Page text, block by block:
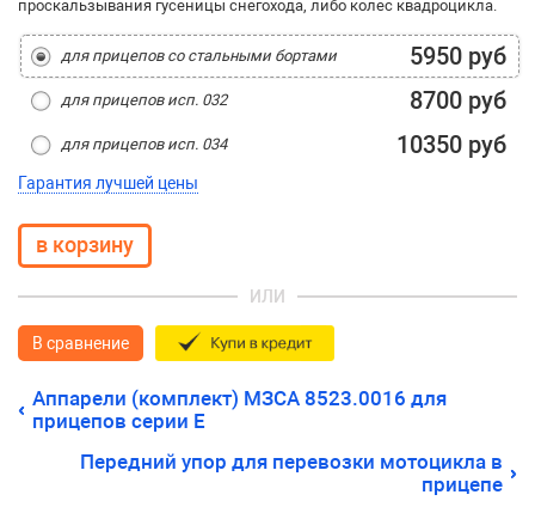
проскальзывания гусеницы снегохода, либо колес квадроцикла.
для прицепов со стальными бортами 5950 руб
для прицепов исп. 032 8700 руб
для прицепов исп. 034 10350 руб
Гарантия лучшей цены
ИЛИ
В сравнение
Аппарели (комплект) МЗСА 8523.0016 для
прицепов серии E
Передний упор для перевозки мотоцикла в
прицепе